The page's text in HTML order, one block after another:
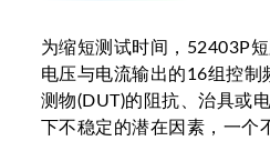
为缩短测试时间，52403P
电压与电流输出的16组控
测物(DUT)的阻抗、治具或
下不稳定的潜在因素，一